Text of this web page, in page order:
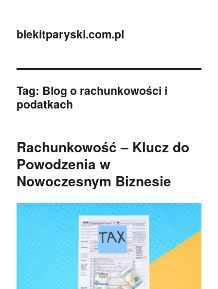
blekitparyski.com.pl
Tag: Blog o rachunkowości i
podatkach
Rachunkowość – Klucz do
Powodzenia w
Nowoczesnym Biznesie